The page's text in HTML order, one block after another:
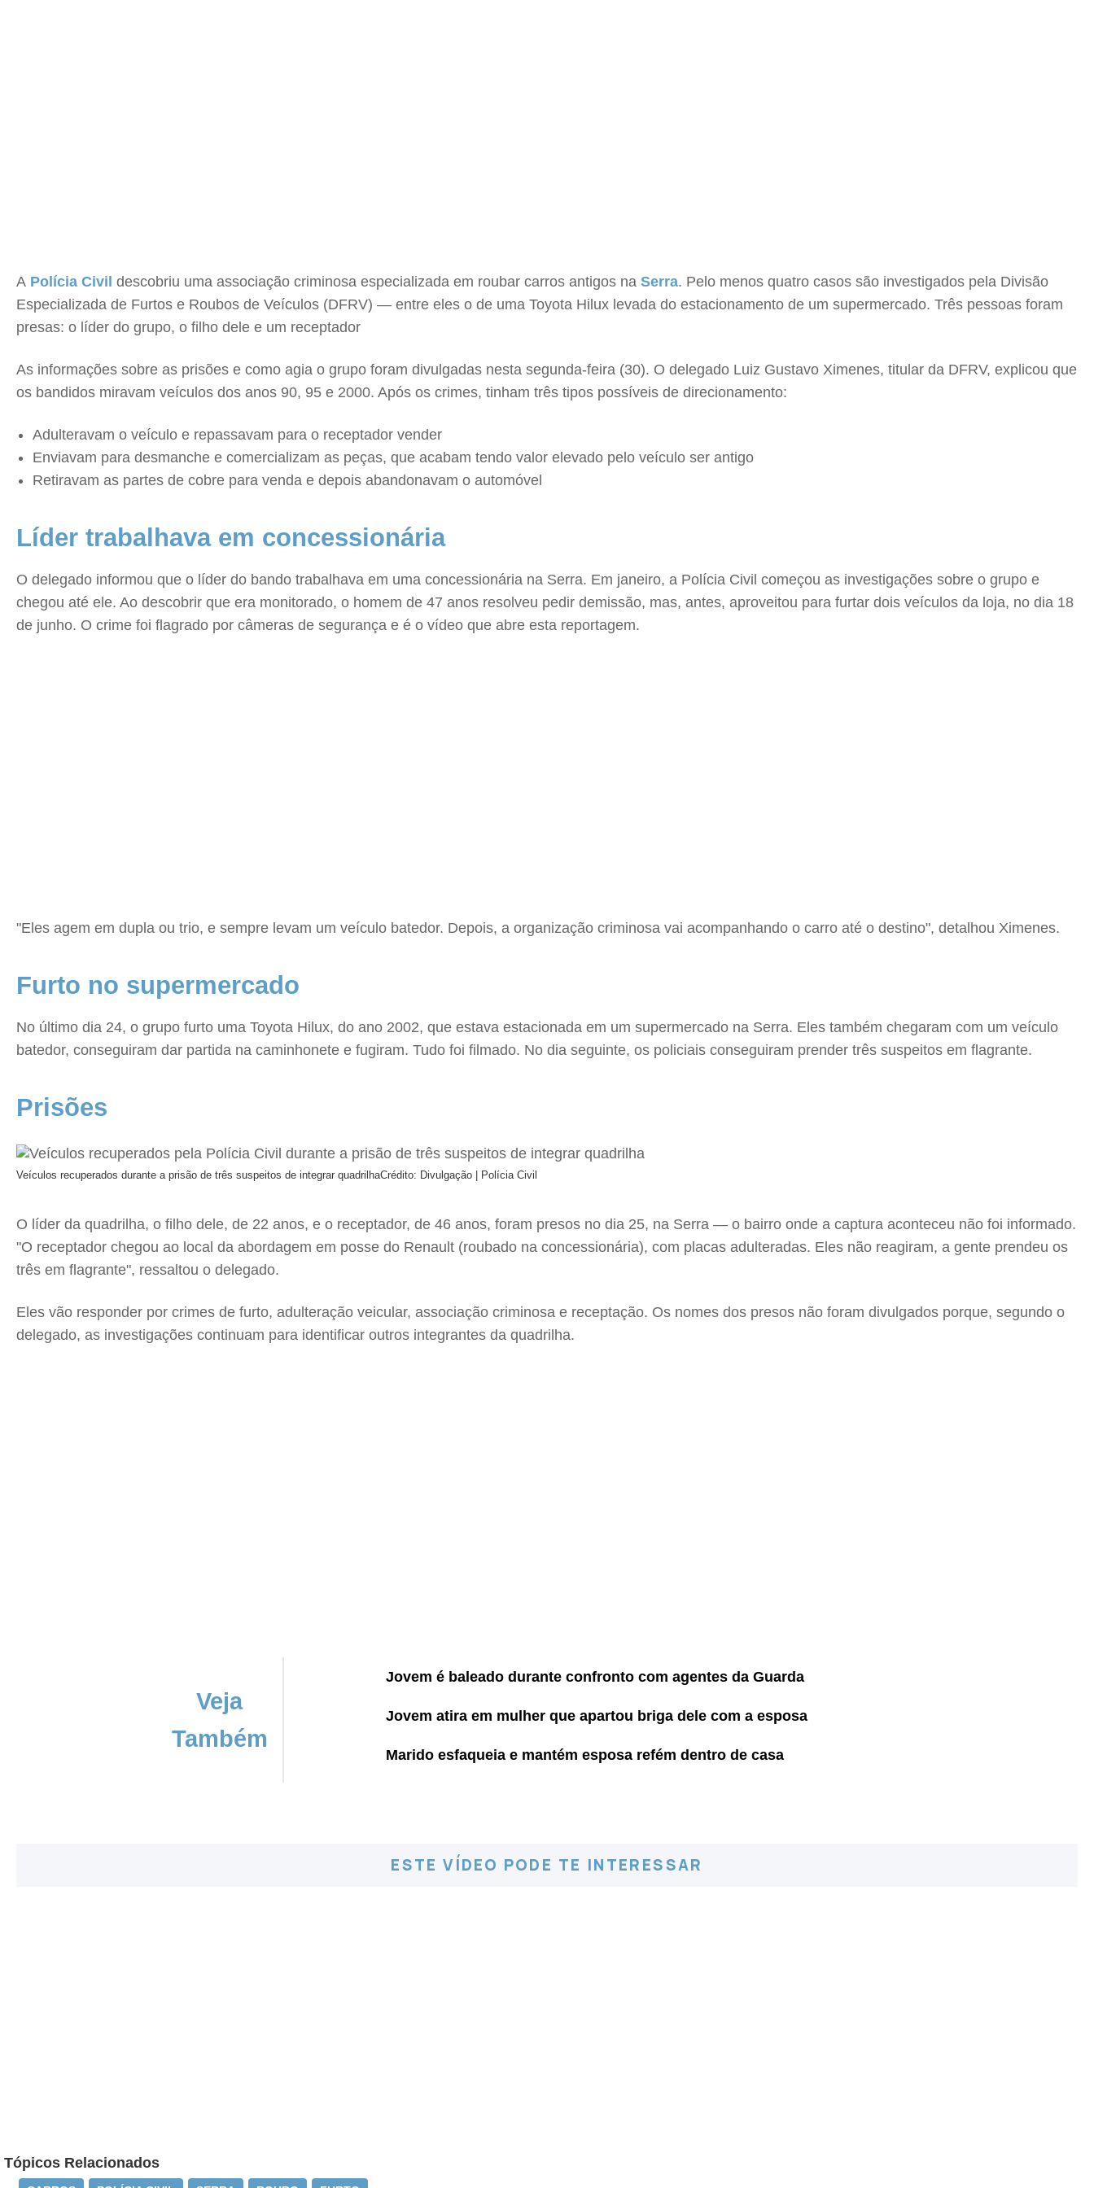
A Polícia Civil descobriu uma associação criminosa especializada em roubar carros antigos na Serra. Pelo menos quatro casos são investigados pela Divisão
Especializada de Furtos e Roubos de Veículos (DFRV) — entre eles o de uma Toyota Hilux levada do estacionamento de um supermercado. Três pessoas foram
presas: o líder do grupo, o filho dele e um receptador
As informações sobre as prisões e como agia o grupo foram divulgadas nesta segunda-feira (30). O delegado Luiz Gustavo Ximenes, titular da DFRV, explicou que
os bandidos miravam veículos dos anos 90, 95 e 2000. Após os crimes, tinham três tipos possíveis de direcionamento:
Adulteravam o veículo e repassavam para o receptador vender
Enviavam para desmanche e comercializam as peças, que acabam tendo valor elevado pelo veículo ser antigo
Retiravam as partes de cobre para venda e depois abandonavam o automóvel
Líder trabalhava em concessionária
O delegado informou que o líder do bando trabalhava em uma concessionária na Serra. Em janeiro, a Polícia Civil começou as investigações sobre o grupo e
chegou até ele. Ao descobrir que era monitorado, o homem de 47 anos resolveu pedir demissão, mas, antes, aproveitou para furtar dois veículos da loja, no dia 18
de junho. O crime foi flagrado por câmeras de segurança e é o vídeo que abre esta reportagem.
"Eles agem em dupla ou trio, e sempre levam um veículo batedor. Depois, a organização criminosa vai acompanhando o carro até o destino", detalhou Ximenes.
Furto no supermercado
No último dia 24, o grupo furto uma Toyota Hilux, do ano 2002, que estava estacionada em um supermercado na Serra. Eles também chegaram com um veículo
batedor, conseguiram dar partida na caminhonete e fugiram. Tudo foi filmado. No dia seguinte, os policiais conseguiram prender três suspeitos em flagrante.
Prisões
Veículos recuperados durante a prisão de três suspeitos de integrar quadrilhaCrédito: Divulgação | Polícia Civil
O líder da quadrilha, o filho dele, de 22 anos, e o receptador, de 46 anos, foram presos no dia 25, na Serra — o bairro onde a captura aconteceu não foi informado.
"O receptador chegou ao local da abordagem em posse do Renault (roubado na concessionária), com placas adulteradas. Eles não reagiram, a gente prendeu os
três em flagrante", ressaltou o delegado.
Eles vão responder por crimes de furto, adulteração veicular, associação criminosa e receptação. Os nomes dos presos não foram divulgados porque, segundo o
delegado, as investigações continuam para identificar outros integrantes da quadrilha.
Veja
Também
Jovem é baleado durante confronto com agentes da Guarda
Jovem atira em mulher que apartou briga dele com a esposa
Marido esfaqueia e mantém esposa refém dentro de casa
ESTE VÍDEO PODE TE INTERESSAR
Tópicos Relacionados